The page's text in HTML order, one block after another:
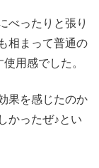
べったりと張り
相まって普通の
用感でした。
果を感じたのか
かったぜ♪とい